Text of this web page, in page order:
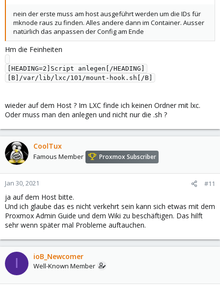
nein der erste muss am host ausgeführt werden um die IDs für
mknode raus zu finden. Alles andere dann im Container. Ausser
natürlich das anpassen der Config am Ende
Hm die Feinheiten
[HEADING=2]Script anlegen[/HEADING]
wieder auf dem Host ? Im LXC finde ich keinen Ordner mit lxc.
Oder muss man den anlegen und nicht nur die .sh ?
CoolTux
Famous Member Proxmox Subscriber
Jan 30, 2021 #11
ja auf dem Host bitte.
Und ich glaube das es nicht verkehrt sein kann sich etwas mit dem
Proxmox Admin Guide und dem Wiki zu beschäftigen. Das hilft
sehr wenn später mal Probleme auftauchen.
I ioB_Newcomer
Well-Known Member